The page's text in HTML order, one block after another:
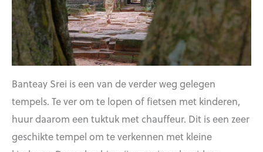
Banteay Srei is een van de verder weg gelegen
tempels. Te ver om te lopen of fietsen met kinderen,
huur daarom een tuktuk met chauffeur. Dit is een zeer
geschikte tempel om te verkennen met kleine